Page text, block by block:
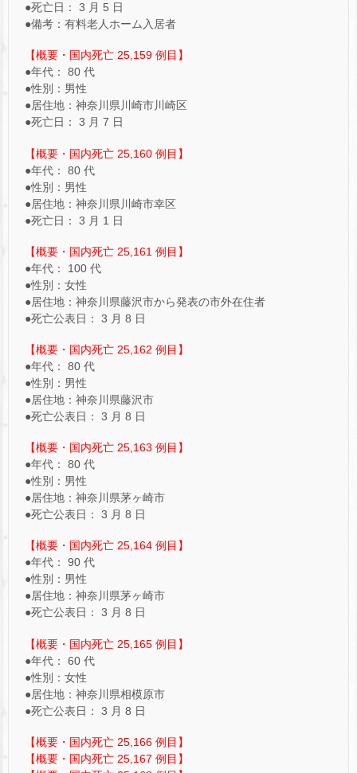
●死亡日： 3 月 5 日
●備考：有料老人ホーム入居者
【概要・国内死亡 25,159 例目】
●年代： 80 代
●性別：男性
●居住地：神奈川県川崎市川崎区
●死亡日： 3 月 7 日
【概要・国内死亡 25,160 例目】
●年代： 80 代
●性別：男性
●居住地：神奈川県川崎市幸区
●死亡日： 3 月 1 日
【概要・国内死亡 25,161 例目】
●年代： 100 代
●性別：女性
●居住地：神奈川県藤沢市から発表の市外在住者
●死亡公表日： 3 月 8 日
【概要・国内死亡 25,162 例目】
●年代： 80 代
●性別：男性
●居住地：神奈川県藤沢市
●死亡公表日： 3 月 8 日
【概要・国内死亡 25,163 例目】
●年代： 80 代
●性別：男性
●居住地：神奈川県茅ヶ崎市
●死亡公表日： 3 月 8 日
【概要・国内死亡 25,164 例目】
●年代： 90 代
●性別：男性
●居住地：神奈川県茅ヶ崎市
●死亡公表日： 3 月 8 日
【概要・国内死亡 25,165 例目】
●年代： 60 代
●性別：女性
●居住地：神奈川県相模原市
●死亡公表日： 3 月 8 日
【概要・国内死亡 25,166 例目】
【概要・国内死亡 25,167 例目】